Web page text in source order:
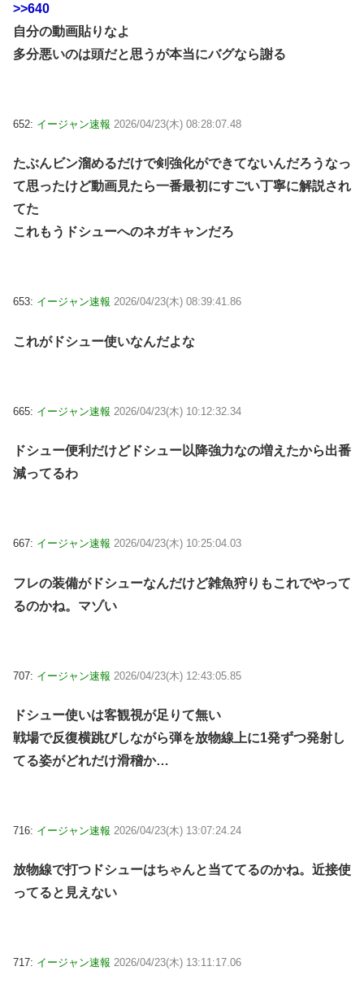
>>640
自分の動画貼りなよ
多分悪いのは頭だと思うが本当にバグなら謝る
652: イージャン速報 2026/04/23(木) 08:28:07.48
たぶんビン溜めるだけで剣強化ができてないんだろうなっ
て思ったけど動画見たら一番最初にすごい丁寧に解説され
てた
これもうドシューへのネガキャンだろ
653: イージャン速報 2026/04/23(木) 08:39:41.86
これがドシュー使いなんだよな
665: イージャン速報 2026/04/23(木) 10:12:32.34
ドシュー便利だけどドシュー以降強力なの増えたから出番
減ってるわ
667: イージャン速報 2026/04/23(木) 10:25:04.03
フレの装備がドシューなんだけど雑魚狩りもこれでやって
るのかね。マゾい
707: イージャン速報 2026/04/23(木) 12:43:05.85
ドシュー使いは客観視が足りて無い
戦場で反復横跳びしながら弾を放物線上に1発ずつ発射し
てる姿がどれだけ滑稽か…
716: イージャン速報 2026/04/23(木) 13:07:24.24
放物線で打つドシューはちゃんと当ててるのかね。近接使
ってると見えない
717: イージャン速報 2026/04/23(木) 13:11:17.06